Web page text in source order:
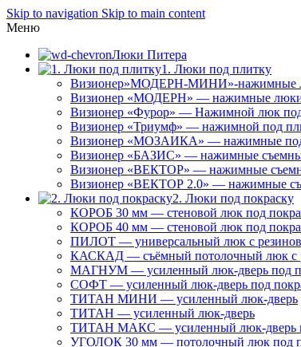
Skip to navigation Skip to main content
Меню
Люки Питера
1. Люки под плитку
Визионер»МОДЕРН-МИНИ»-нажимные
Визионер «МОДЕРН» — нажимные люки
Визионер «Фурор» — Нажимной люк
Визионер «Триумф» — нажимной под
Визионер «МОЗАИКА» — нажимные
Визионер «БАЗИС» — нажимные
Визионер «ВЕКТОР» — нажимные
Визионер «ВЕКТОР 2.0» — нажимные
2. Люки под покраску
КОРОБ 30 мм — стеновой люк под
КОРОБ 40 мм — стеновой люк под
ПИЛОТ — универсальный люк с
КАСКАД — съёмный потолочный люк с
МАГНУМ — усиленный люк-дверь под
СОФТ — усиленный люк-дверь под
ТИТАН МИНИ — усиленный люк-дверь
ТИТАН — усиленный люк-дверь
ТИТАН МАКС — усиленный люк-дверь
УГОЛОК 30 мм — потолочный люк под